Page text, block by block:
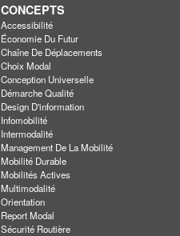
CONCEPTS
Accessibilité
Économie Du Futur
Chaîne De Déplacements
Choix Modal
Conception Universelle
Démarche Qualité
Design D'information
Infomobilité
Intermodalité
Management De La Mobilité
Mobilité Durable
Mobilités Actives
Multimodalité
Orientation
Report Modal
Sécurité Routière